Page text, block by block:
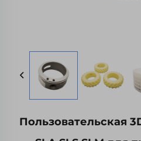
Пользовательская